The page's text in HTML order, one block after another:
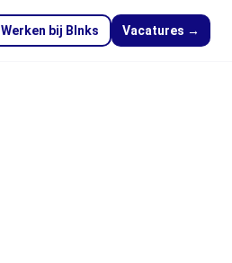
Werken bij Blnks Vacatures →